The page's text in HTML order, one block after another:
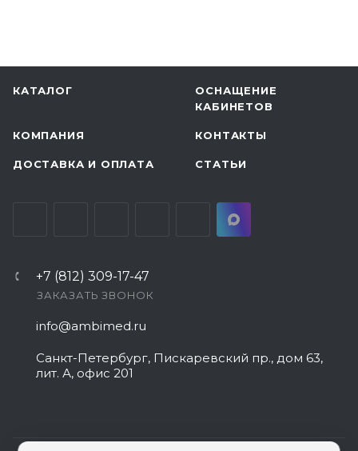
КАТАЛОГ
ОСНАЩЕНИЕ
КАБИНЕТОВ
КОМПАНИЯ КОНТАКТЫ
ДОСТАВКА И ОПЛАТА СТАТЬИ
+7 (812) 309-17-47
ЗАКАЗАТЬ ЗВОНОК
info@ambimed.ru
Санкт-Петербург, Пискаревский пр., дом 63,
лит. А, офис 201